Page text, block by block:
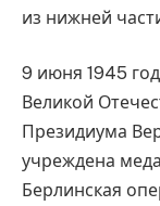
из нижней
9 июня 1945
Великой
Президиума
учреждена
Берлинская